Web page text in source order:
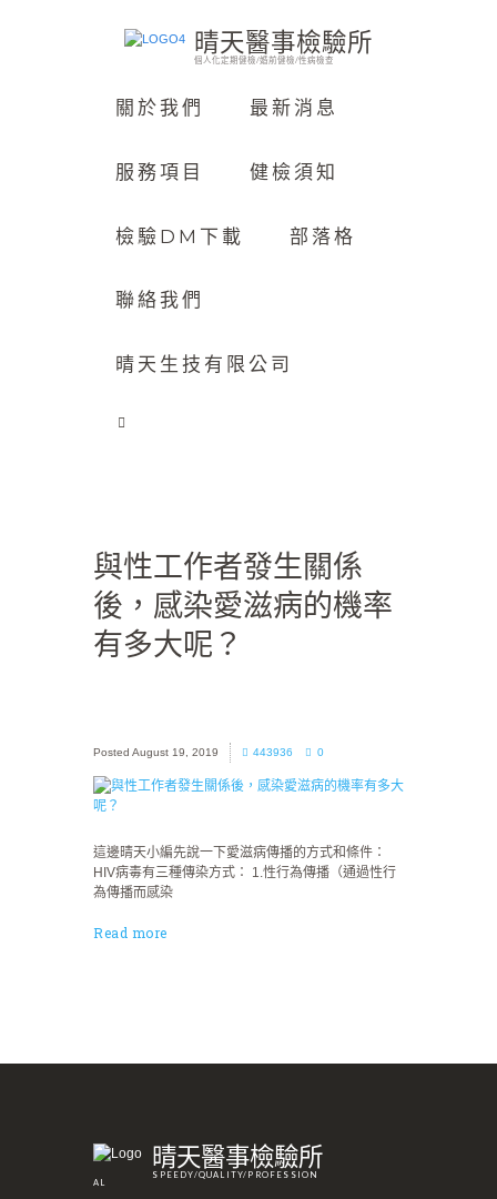
晴天醫事檢驗所
個人化定期健檢/婚前健檢/性病檢查
關於我們 最新消息
服務項目 健檢須知
檢驗DM下載 部落格
聯絡我們
晴天生技有限公司
與性工作者發生關係
後，感染愛滋病的機率
有多大呢？
August 19, 2019 443936 0
這邊晴天小編先說一下愛滋病傳播的方式和條件：
HIV病毒有三種傳染方式： 1.性行為傳播（通過性行
為傳播而感染
Read more
晴天醫事檢驗所
SPEEDY/QUALITY/PROFESSION
AL